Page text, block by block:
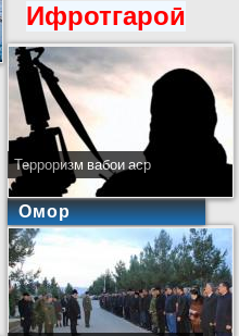
Ифротгароӣ
Терроризм вабои аср
Омор